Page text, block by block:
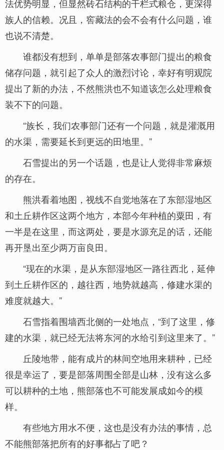
法优势明显，但显然砖石结构的干栏式粮仓，更深得
族人的信赖。况且，窖藏法的会不会有什么问题，谁
也说不清楚。
谁都没有想到，单单是部落农事部门提出的粮食
储存问题，就引起了众人的激烈讨论，幸好有明观院
提出了新的办法，不然熊洪也不知道该怎么处理粮食
装不下的问题。
“族长，我们农事部门还有一个问题，就是灌溉用
的水渠，需要延长到更远的田地里。”
石雪提出的另一个话题，也是让人觉得非常麻烦
的存在。
熊洪看着地图，视线不自觉地落在了东部湿地区
和土丘耕作区这两个地方，本部今年种植的粟田，有
一半是在这里，而这两处，要是水源充足的话，还能
再开垦出至少两万亩良田。
“现在的水渠，是从东部湿地区一路往西北，延伸
到土丘耕作区的，越往西，地势就越高，修建水渠的
难度就越大。”
石雪指着围墙西北侧的一处地点，“到了这里，修
建的水渠，就已经无法将东河的水给引到这里来了。”
丘陵地带，能有成片的林间空地用来耕种，已经
很是幸运了，要是部落周围全部是山林，没有这么多
可以耕种的土地，熊部落也不可能发展成如今的模
样。
有些地方用水不便，这也是没有办法的事情，总
不能熊部落把所有的好事都占了吧？